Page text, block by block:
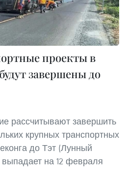
проекты в
завершены до
рассчитывают завершить
крупных транспортных
до Тэт (Лунный
на 12 февраля